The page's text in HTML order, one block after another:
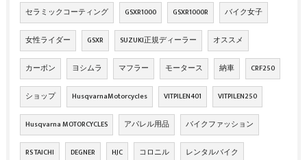
セラミックコーティング GSXR1000 GSXR1000R バイク女子
女性ライダー GSXR SUZUKI正規ディーラー オススメ
カーボン ヨシムラ マフラー モータース 納車 CRF250
ショップ HusqvarnaMotorcycles VITPILEN401 VITPILEN250
Husqvarna MOTORCYCLES アパレル用品 バイクファッション
RS TAICHI DEGNER HJC コロニル レンタルバイク